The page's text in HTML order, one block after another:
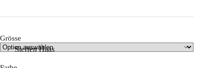
Grösse
Steffen Haas